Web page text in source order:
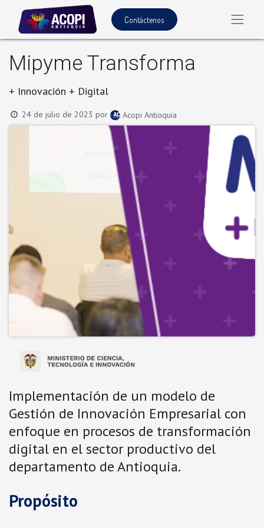
Contáctenos
Mipyme Transforma
+ Innovación + Digital
24 de julio de 2023 por Acopi Antioquia
Implementación de un modelo de
Gestión de Innovación Empresarial con
enfoque en procesos de transformación
digital en el sector productivo del
departamento de Antioquia.
Propósito